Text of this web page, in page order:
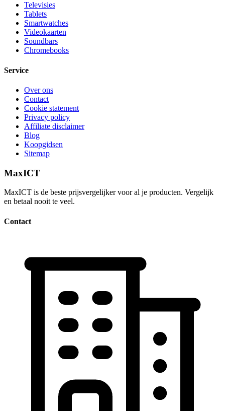
Televisies
Tablets
Smartwatches
Videokaarten
Soundbars
Chromebooks
Service
Over ons
Contact
Cookie statement
Privacy policy
Affiliate disclaimer
Blog
Koopgidsen
Sitemap
MaxICT
MaxICT is de beste prijsvergelijker voor al je producten. Vergelijk
en betaal nooit te veel.
Contact